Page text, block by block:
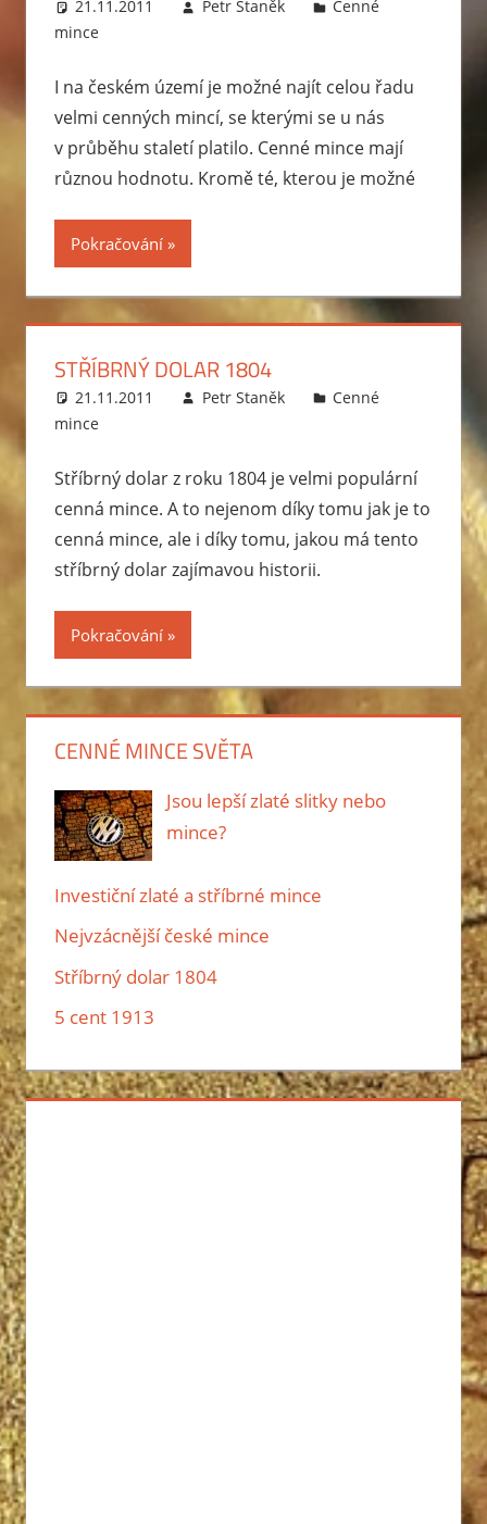
"obyčejné".
Téměř
vždy
nějaký
zajímavý
jinou
raritu,
díky
jsou
cenné.
Naopak
stříbra
kterého
vyrobeny.
21.11.2011 Petr Staněk
Cenné
mince
I na českém území je možné najít celou řadu
velmi cenných mincí, se kterými se u nás
v průběhu staletí platilo. Cenné mince mají
různou hodnotu. Kromě té, kterou je možné
Pokračování
STŘÍBRNÝ DOLAR 1804
21.11.2011 Petr Staněk
Cenné
mince
Stříbrný dolar z roku 1804 je velmi populární
cenná mince. A to nejenom díky tomu jak je to
cenná mince, ale i díky tomu, jakou má tento
stříbrný dolar zajímavou historii.
Pokračování
CENNÉ MINCE SVĚTA
Jsou lepší zlaté slitky nebo
mince?
Investiční zlaté a stříbrné mince
Nejvzácnější české mince
Stříbrný dolar 1804
5 cent 1913